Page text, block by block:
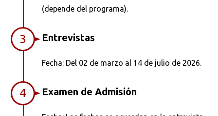
(depende del programa).
3 Entrevistas
Fecha: Del 02 de marzo al 14 de julio de 2026.
4 Examen de Admisión